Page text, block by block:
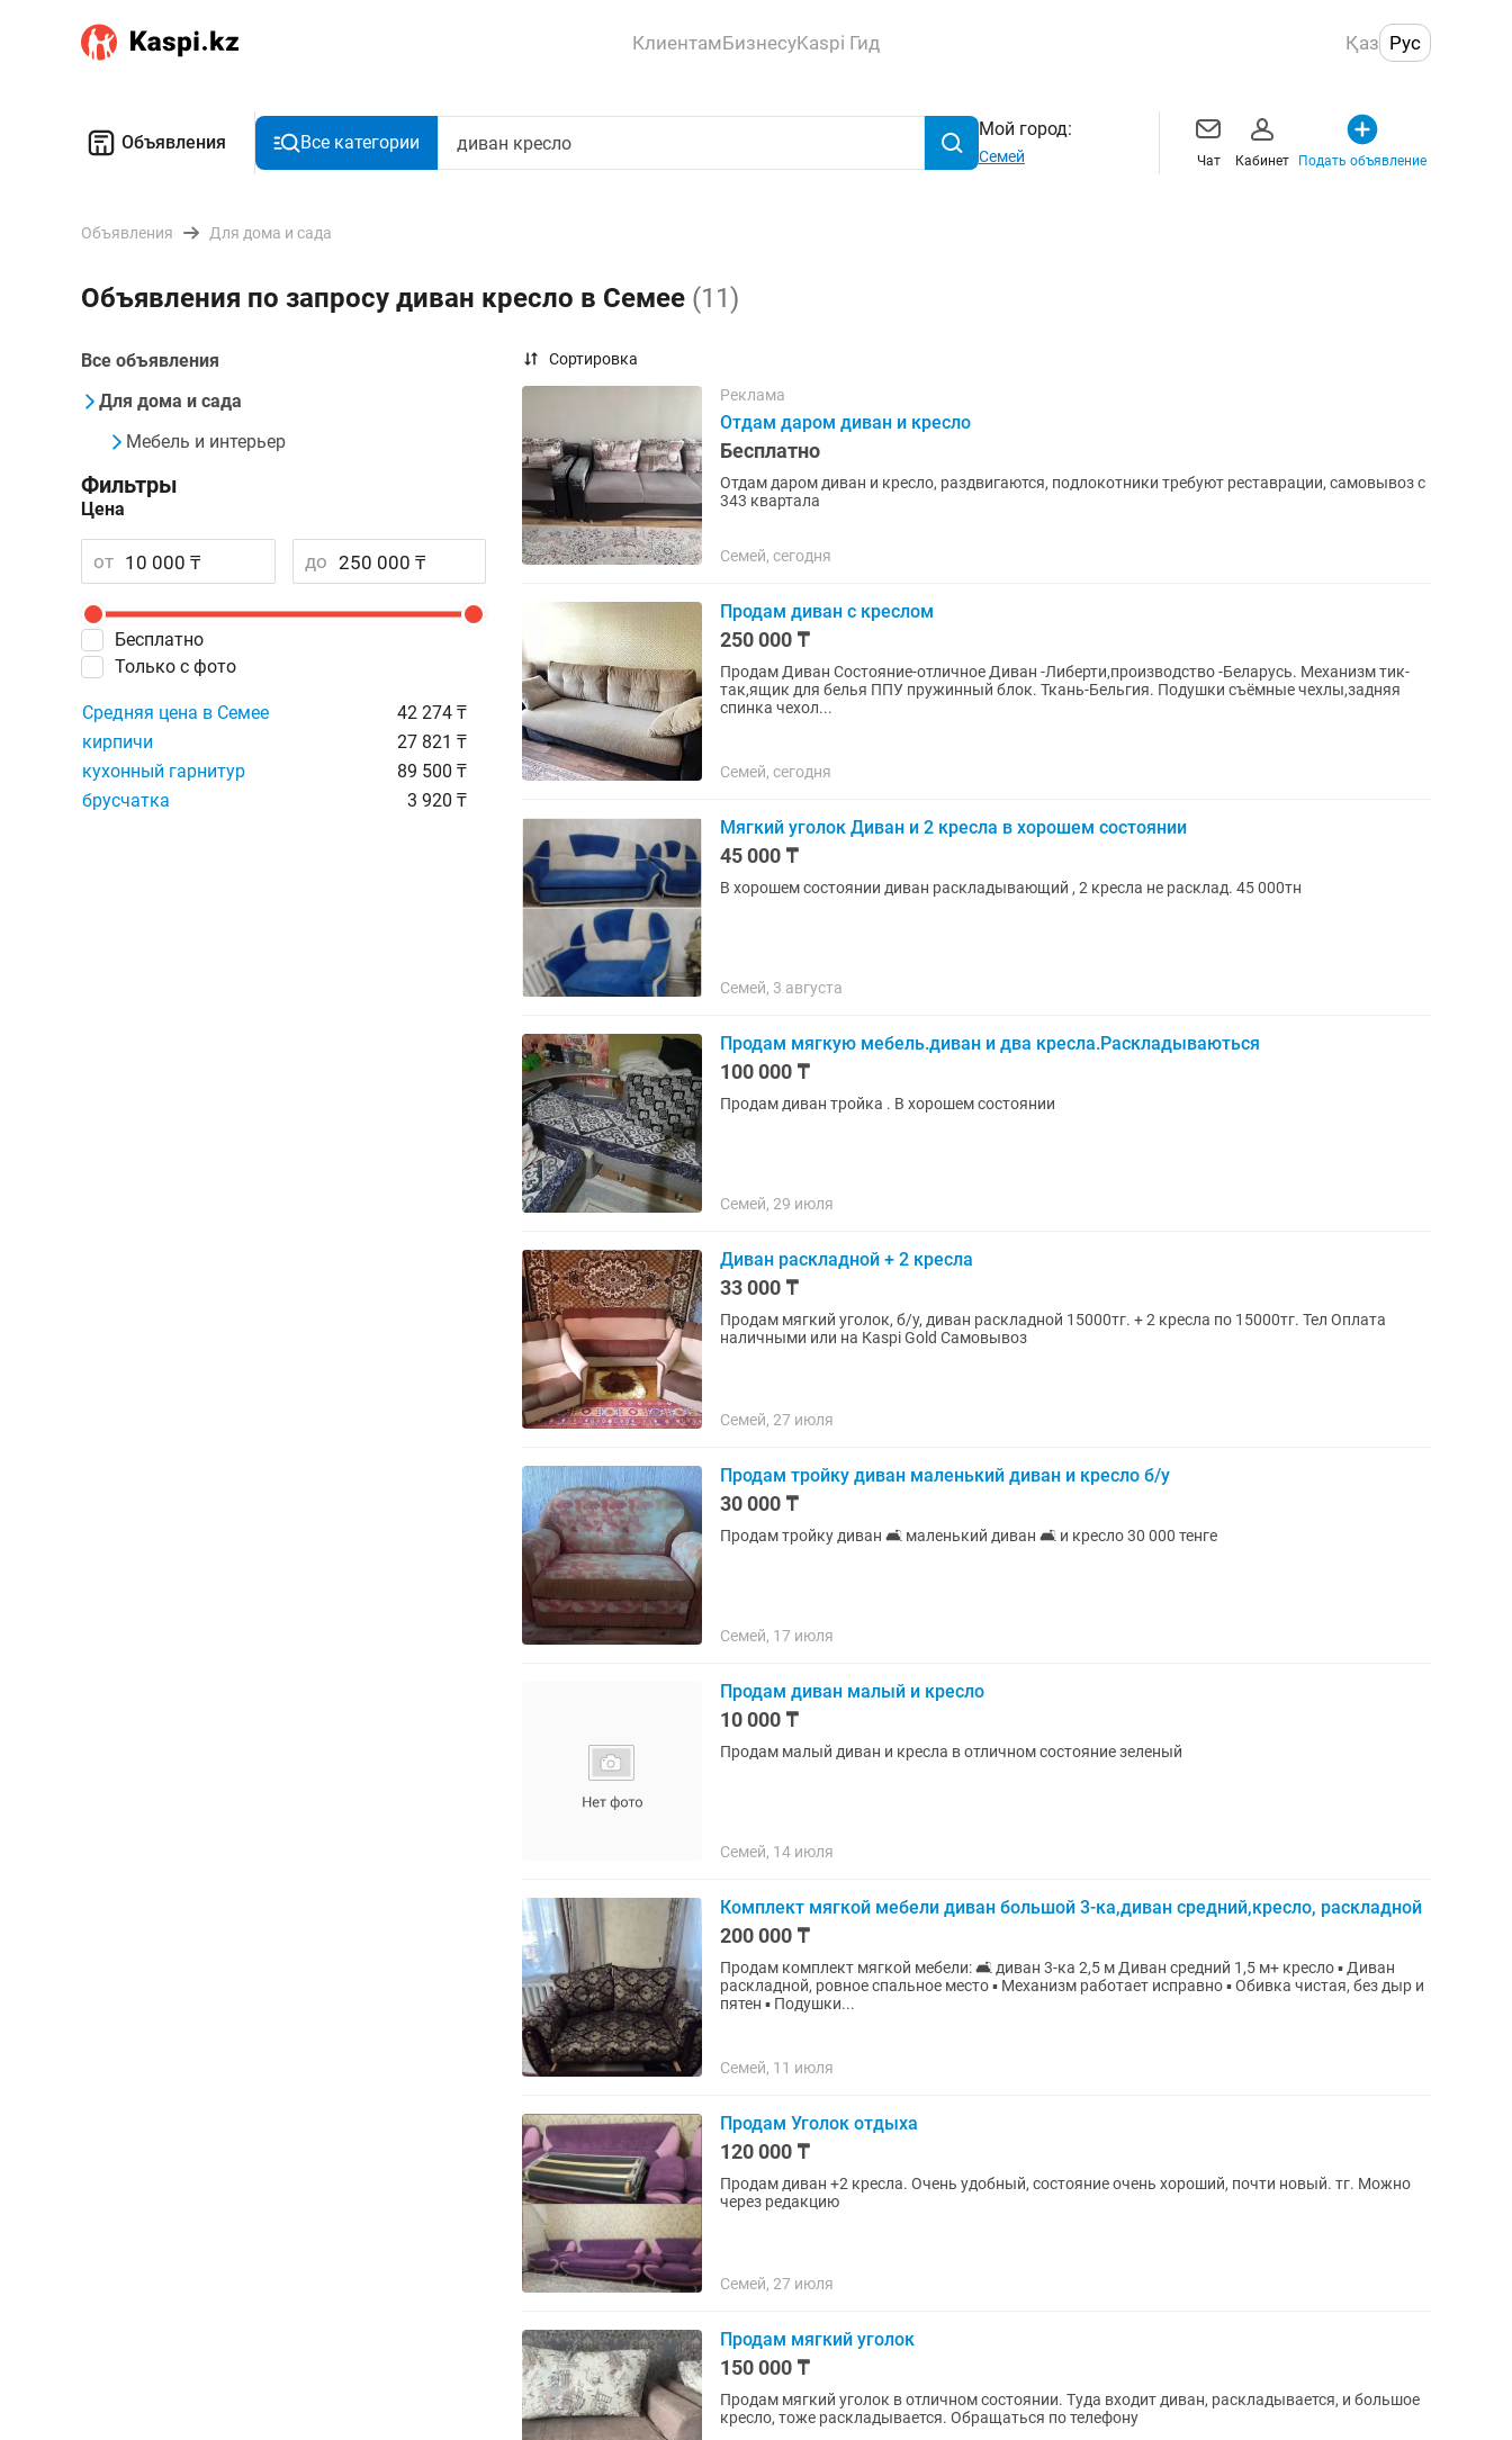
КлиентамБизнесуKaspi Гид Қаз Рус
Объявления Все категории
Мой город:
Семей Чат Кабинет Подать объявление
Объявления Для дома и сада
Объявления по запросу диван кресло в Семее (11)
Все объявления
Для дома и сада
Мебель и интерьер
Фильтры
Цена
от до
Бесплатно
Только с фото
Средняя цена в Семее
42 274 ₸
кирпичи
27 821 ₸
кухонный гарнитур
89 500 ₸
брусчатка
3 920 ₸
Сортировка
Реклама
Отдам даром диван и кресло
Бесплатно
Отдам даром диван и кресло, раздвигаются, подлокотники требуют реставрации, самовывоз с
343 квартала
Семей, сегодня
Продам диван с креслом
250 000 ₸
Продам Диван Состояние-отличное Диван -Либерти,производство -Беларусь. Механизм тик-
так,ящик для белья ППУ пружинный блок. Ткань-Бельгия. Подушки съёмные чехлы,задняя
спинка чехол...
Семей, сегодня
Мягкий уголок Диван и 2 кресла в хорошем состоянии
45 000 ₸
В хорошем состоянии диван раскладывающий , 2 кресла не расклад. 45 000тн
Семей, 3 августа
Продам мягкую мебель.диван и два кресла.Раскладываються
100 000 ₸
Продам диван тройка . В хорошем состоянии
Семей, 29 июля
Диван раскладной + 2 кресла
33 000 ₸
Продам мягкий уголок, б/у, диван раскладной 15000тг. + 2 кресла по 15000тг. Тел Оплата
наличными или на Каspi Gold Самовывоз
Семей, 27 июля
Продам тройку диван маленький диван и кресло б/у
30 000 ₸
Продам тройку диван 🛋 маленький диван 🛋 и кресло 30 000 тенге
Семей, 17 июля
Продам диван малый и кресло
10 000 ₸
Продам малый диван и кресла в отличном состояние зеленый
Семей, 14 июля
Комплект мягкой мебели диван большой 3-ка,диван средний,кресло, раскладной
200 000 ₸
Продам комплект мягкой мебели: 🛋 диван 3-ка 2,5 м Диван средний 1,5 м+ кресло ▪️ Диван
раскладной, ровное спальное место ▪️ Механизм работает исправно ▪️ Обивка чистая, без дыр и
пятен ▪️ Подушки...
Семей, 11 июля
Продам Уголок отдыха
120 000 ₸
Продам диван +2 кресла. Очень удобный, состояние очень хороший, почти новый. тг. Можно
через редакцию
Семей, 27 июля
Продам мягкий уголок
150 000 ₸
Продам мягкий уголок в отличном состоянии. Туда входит диван, раскладывается, и большое
кресло, тоже раскладывается. Обращаться по телефону